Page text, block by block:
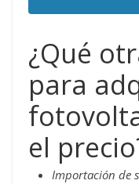
¿Qué
para
el
Importación de